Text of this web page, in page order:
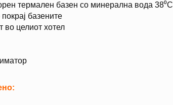
термален базен со минерална вода 38⁰С
базените
во целиот хотел